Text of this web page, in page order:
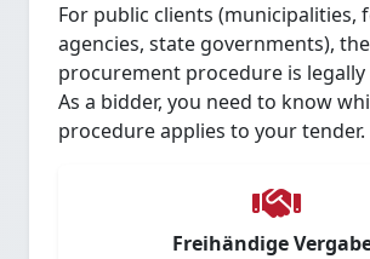
For public clients (municipalities,
agencies, state governments), the
procurement procedure is
As a bidder, you need to know
procedure applies to your tender.
Freihändige